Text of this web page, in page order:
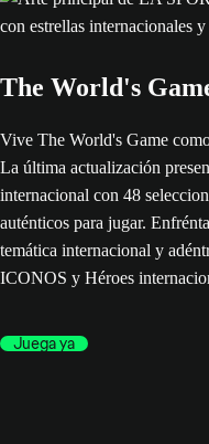
The World's
Vive The World's Game
La última actualización
internacional con 48
auténticos para jugar.
temática internacional y
ICONOS y Héroes
Juega ya